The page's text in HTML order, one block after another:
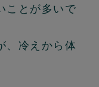
ことが多いで
、冷えから体